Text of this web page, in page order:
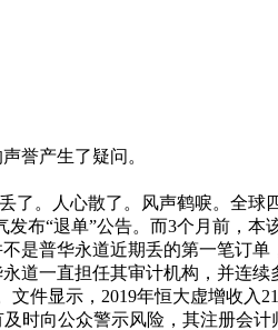
誉产生了疑问。
了。人心散了。风声鹤唳。全
布“退单”公告。而3个月前，
是普华永道近期丢的第一笔订
道一直担任其审计机构，并连
件显示，2019年恒大虚增收入
时向公众警示风险，其注册会